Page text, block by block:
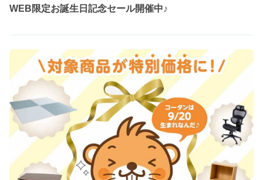
WEB限定お誕生日記念セール開催中♪